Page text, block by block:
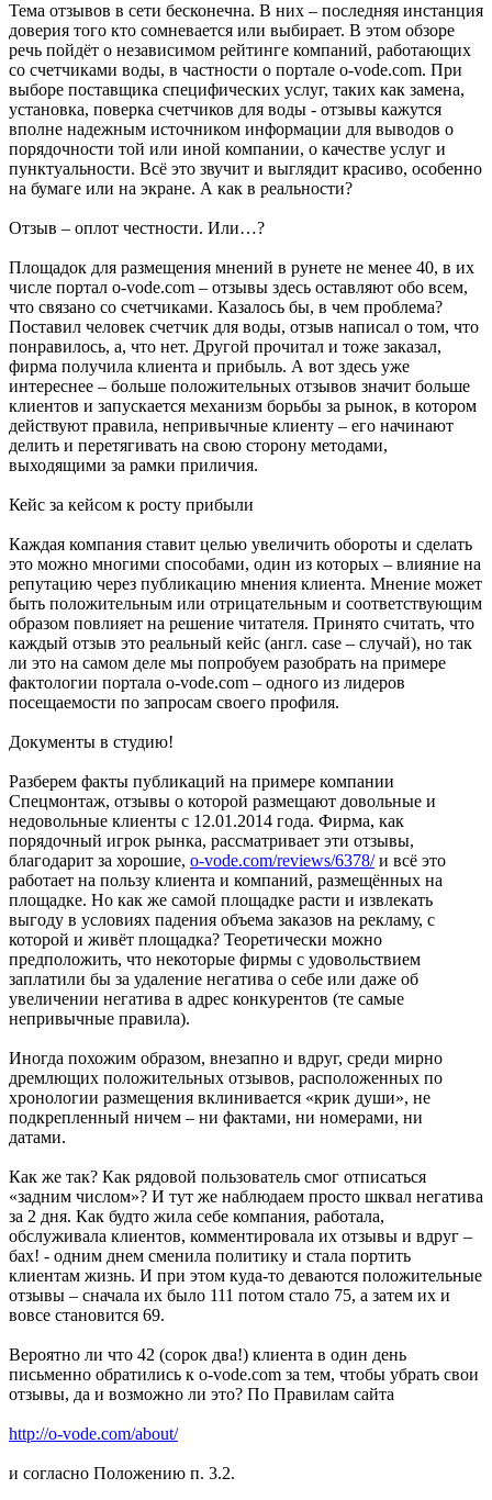
Тема отзывов в сети бесконечна. В них – последняя инстанция
доверия того кто сомневается или выбирает. В этом обзоре
речь пойдёт о независимом рейтинге компаний, работающих
со счетчиками воды, в частности о портале o-vode.com. При
выборе поставщика специфических услуг, таких как замена,
установка, поверка счетчиков для воды - отзывы кажутся
вполне надежным источником информации для выводов о
порядочности той или иной компании, о качестве услуг и
пунктуальности. Всё это звучит и выглядит красиво, особенно
на бумаге или на экране. А как в реальности?
Отзыв – оплот честности. Или…?
Площадок для размещения мнений в рунете не менее 40, в их
числе портал o-vode.com – отзывы здесь оставляют обо всем,
что связано со счетчиками. Казалось бы, в чем проблема?
Поставил человек счетчик для воды, отзыв написал о том, что
понравилось, а, что нет. Другой прочитал и тоже заказал,
фирма получила клиента и прибыль. А вот здесь уже
интереснее – больше положительных отзывов значит больше
клиентов и запускается механизм борьбы за рынок, в котором
действуют правила, непривычные клиенту – его начинают
делить и перетягивать на свою сторону методами,
выходящими за рамки приличия.
Кейс за кейсом к росту прибыли
Каждая компания ставит целью увеличить обороты и сделать
это можно многими способами, один из которых – влияние на
репутацию через публикацию мнения клиента. Мнение может
быть положительным или отрицательным и соответствующим
образом повлияет на решение читателя. Принято считать, что
каждый отзыв это реальный кейс (англ. case – случай), но так
ли это на самом деле мы попробуем разобрать на примере
фактологии портала o-vode.com – одного из лидеров
посещаемости по запросам своего профиля.
Документы в студию!
Разберем факты публикаций на примере компании
Спецмонтаж, отзывы о которой размещают довольные и
недовольные клиенты с 12.01.2014 года. Фирма, как
порядочный игрок рынка, рассматривает эти отзывы,
благодарит за хорошие, o-vode.com/reviews/6378/и всё это
работает на пользу клиента и компаний, размещённых на
площадке. Но как же самой площадке расти и извлекать
выгоду в условиях падения объема заказов на рекламу, с
которой и живёт площадка? Теоретически можно
предположить, что некоторые фирмы с удовольствием
заплатили бы за удаление негатива о себе или даже об
увеличении негатива в адрес конкурентов (те самые
непривычные правила).
Иногда похожим образом, внезапно и вдруг, среди мирно
дремлющих положительных отзывов, расположенных по
хронологии размещения вклинивается «крик души», не
подкрепленный ничем – ни фактами, ни номерами, ни
датами.
Как же так? Как рядовой пользователь смог отписаться
«задним числом»? И тут же наблюдаем просто шквал негатива
за 2 дня. Как будто жила себе компания, работала,
обслуживала клиентов, комментировала их отзывы и вдруг –
бах! - одним днем сменила политику и стала портить
клиентам жизнь. И при этом куда-то деваются положительные
отзывы – сначала их было 111 потом стало 75, а затем их и
вовсе становится 69.
Вероятно ли что 42 (сорок два!) клиента в один день
письменно обратились к o-vode.com за тем, чтобы убрать свои
отзывы, да и возможно ли это? По Правилам сайта
http://o-vode.com/about/
и согласно Положению п. 3.2.